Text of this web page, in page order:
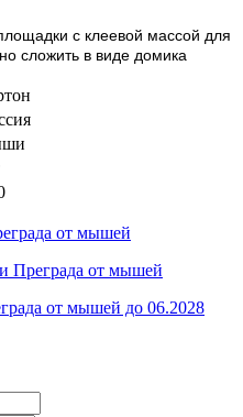
с клеевой массой для
сложить в виде домика
от мышей
Преграда от мышей
от мышей до 06.2028